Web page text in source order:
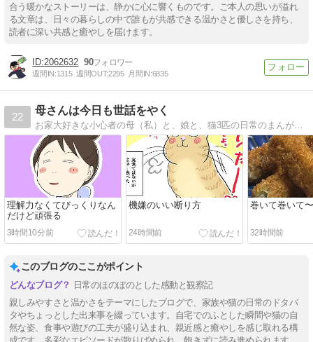
合う暖かなストーリーは、静かに心に響くものです。ご本人の思いが溢れ
る文章は、日々の暮らしの中で誰もが共感できる温かさと優しさを持ち、
読者に深い共感と癒やしを届けます。
2062632 90
週間IN:1315 週間OUT:2295 月間IN:6835
22
母さんは今日も世話をやく
お家大好きな小心者の母（私）と、娘と、猫3匹の日常のまんがです。（夫もたまに…）。
理解力なくてびっくりなん
だけど頑張る
3時間10分前
機嫌のいい断り方
24時間前
巻いて巻いて〜
32時間前
このブログのここがポイント
日常のほのぼのとした感動と観察記
親しみやすさと温かさをテーマにしたブログで、家族や猫の日常のドタバ
タやちょっとした出来事を綴っています。自宅でのふとした瞬間や猫の自
然な姿、食事や遊びの工夫が盛り込まれ、親近感と癒やしを感じ取れる構
成です。多彩なエピソードが散りばめられ、飽きずに読み進められます。